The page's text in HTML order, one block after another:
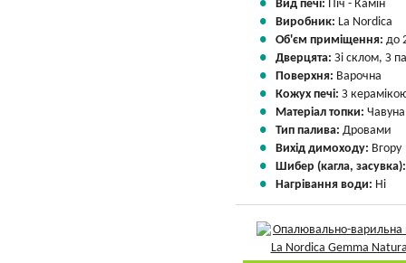
Вид печі: Піч - Камін
Виробник: La Nordica
Об'єм приміщення: до
Дверцята: Зі склом, З
Поверхня: Варочна
Кожух печі: З
Матеріал топки: Чавуна
Тип палива: Дровами
Вихід димоходу: Вгору
Шибер (кагла,
Нагрівання води: Ні